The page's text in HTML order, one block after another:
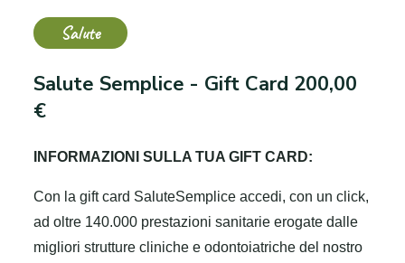
Salute
Salute Semplice - Gift Card 200,00
€
INFORMAZIONI SULLA TUA GIFT CARD:
Con la gift card SaluteSemplice accedi, con un click,
ad oltre 140.000 prestazioni sanitarie erogate dalle
migliori strutture cliniche e odontoiatriche del nostro